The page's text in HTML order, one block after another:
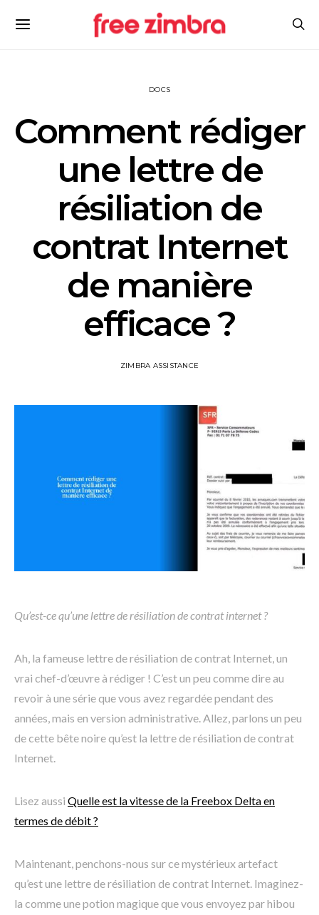
DOCS
Comment rédiger
une lettre de
résiliation de
contrat Internet
de manière
efficace ?
ZIMBRA ASSISTANCE
Qu’est-ce qu’une lettre de résiliation de contrat internet ?
Ah, la fameuse lettre de résiliation de contrat Internet, un
vrai chef-d’œuvre à rédiger ! C’est un peu comme dire au
revoir à une série que vous avez regardée pendant des
années, mais en version administrative. Allez, parlons un peu
de cette bête noire qu’est la lettre de résiliation de contrat
Internet.
Lisez aussi Quelle est la vitesse de la Freebox Delta en
termes de débit ?
Maintenant, penchons-nous sur ce mystérieux artefact
qu’est une lettre de résiliation de contrat Internet. Imaginez-
la comme une potion magique que vous envoyez par hibou